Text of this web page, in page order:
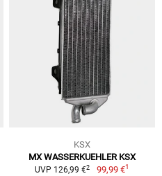
KSX
MX WASSERKUEHLER KSX
UVP 126,99 €2 99,99 €1